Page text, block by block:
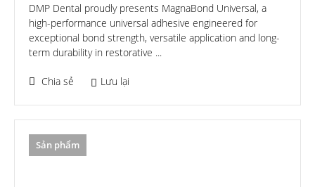
DMP Dental proudly presents MagnaBond Universal, a
high-performance universal adhesive engineered for
exceptional bond strength, versatile application and long-
term durability in restorative ...
Chia sẻ Lưu lại
Sản phẩm